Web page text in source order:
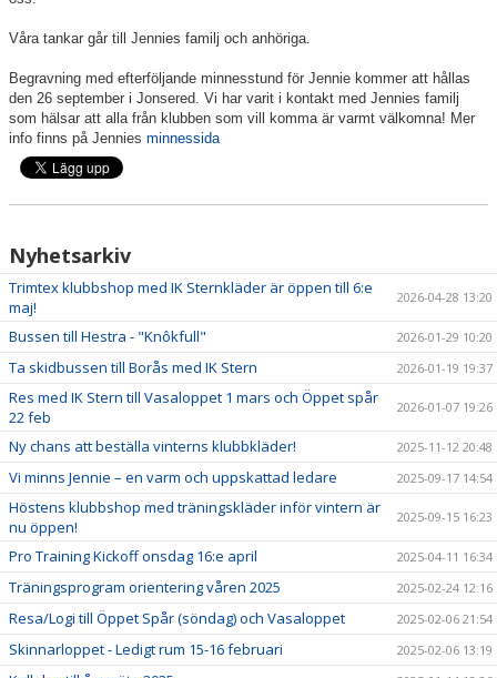
Våra tankar går till Jennies familj och anhöriga.
Begravning med efterföljande minnesstund för Jennie kommer att hållas
den 26 september i Jonsered. Vi har varit i kontakt med Jennies familj
som hälsar att alla från klubben som vill komma är varmt välkomna! Mer
info finns på Jennies minnessida
Nyhetsarkiv
Trimtex klubbshop med IK Sternkläder är öppen till 6:e
maj!
2026-04-28 13:20
Bussen till Hestra - "Knôkfull" 2026-01-29 10:20
Ta skidbussen till Borås med IK Stern 2026-01-19 19:37
Res med IK Stern till Vasaloppet 1 mars och Öppet spår
22 feb
2026-01-07 19:26
Ny chans att beställa vinterns klubbkläder! 2025-11-12 20:48
Vi minns Jennie – en varm och uppskattad ledare 2025-09-17 14:54
Höstens klubbshop med träningskläder inför vintern är
nu öppen!
2025-09-15 16:23
Pro Training Kickoff onsdag 16:e april 2025-04-11 16:34
Träningsprogram orientering våren 2025 2025-02-24 12:16
Resa/Logi till Öppet Spår (söndag) och Vasaloppet 2025-02-06 21:54
Skinnarloppet - Ledigt rum 15-16 februari 2025-02-06 13:19